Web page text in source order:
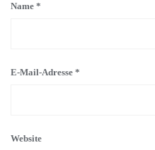
Name *
E-Mail-Adresse *
Website